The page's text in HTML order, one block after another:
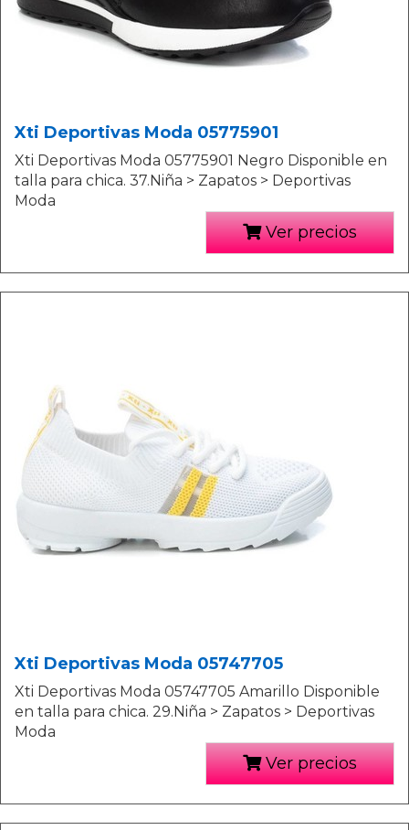
Xti Deportivas Moda 05775901
Xti Deportivas Moda 05775901 Negro Disponible en
talla para chica. 37.Niña > Zapatos > Deportivas
Moda
Ver precios
Xti Deportivas Moda 05747705
Xti Deportivas Moda 05747705 Amarillo Disponible
en talla para chica. 29.Niña > Zapatos > Deportivas
Moda
Ver precios